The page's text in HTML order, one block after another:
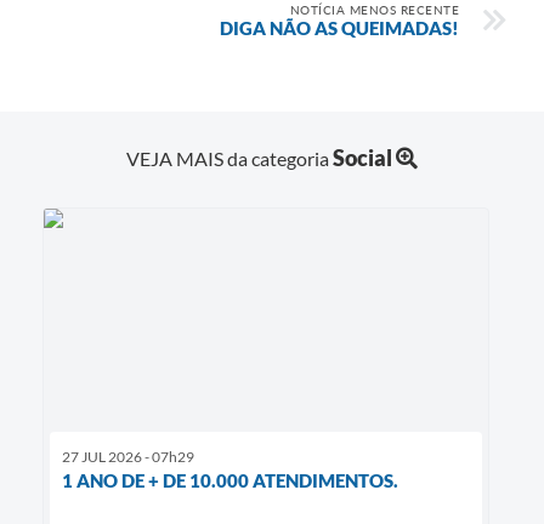
NOTÍCIA MENOS RECENTE
DIGA NÃO AS QUEIMADAS!
VEJA MAIS da categoriaSocial
27 JUL 2026 - 07h29
1 ANO DE + DE 10.000 ATENDIMENTOS.